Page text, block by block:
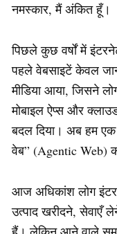
नमस्कार, मैं अंकित हूँ।
पिछले कुछ वर्षों में
पहले वेबसाइटें केवल
मीडिया आया, जिसने
मोबाइल ऐप्स और
बदल दिया। अब हम
वेब” (Agentic Web)
आज अधिकांश लोग
उत्पाद खरीदने, सेवाएँ